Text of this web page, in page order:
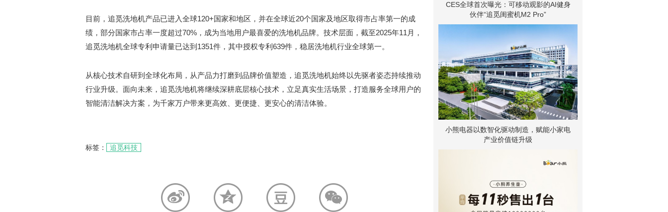
目前，追觅洗地机产品已进入全球120+国家和地区，并在全球近20个国家及地区取得市占率第一的成
绩，部分国家市占率一度超过70%，成为当地用户最喜爱的洗地机品牌。技术层面，截至2025年11月，
追觅洗地机全球专利申请量已达到1351件，其中授权专利639件，稳居洗地机行业全球第一。
从核心技术自研到全球化布局，从产品力打磨到品牌价值塑造，追觅洗地机始终以先驱者姿态持续推动
行业升级。面向未来，追觅洗地机将继续深耕底层核心技术，立足真实生活场景，打造服务全球用户的
智能清洁解决方案，为千家万户带来更高效、更便捷、更安心的清洁体验。
标签： 追觅科技
CES全球首次曝光：可移动观影的AI健身
伙伴“追觅闺蜜机M2 Pro”
小熊电器以数智化驱动制造，赋能小家电
产业价值链升级